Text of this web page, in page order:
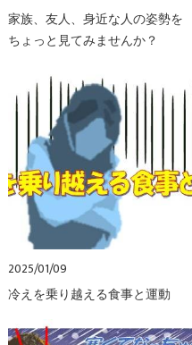
家族、友人、身近な人の姿勢を
ちょっと見てみませんか？
2025/01/09
冷えを乗り越える食事と運動